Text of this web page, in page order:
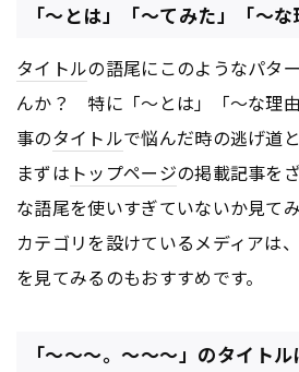
「～とは」「～てみた」「～な
タイトルの語尾にこのようなパタ
んか？ 特に「～とは」「～な理
事のタイトルで悩んだ時の逃げ道
まずは トップページの掲載記事を
な語尾を使いすぎていないか見て
カテゴリを設けているメディアは
を見てみるのもおすすめです。
「～～～。～～～」のタイトル